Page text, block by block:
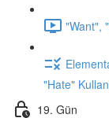
"Want",
"Hate"
19. Gün